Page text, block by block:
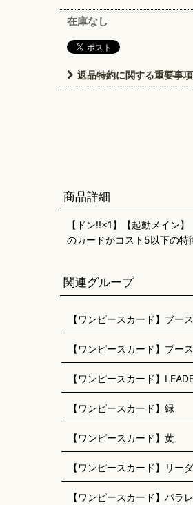
在庫なし
返品特約に関する重要事項
商品詳細
【ドン!!×1】【起動メイン
のカードがコスト5以下の特
関連グループ
【ワンピースカード】ブー
【ワンピースカード】ブー
【ワンピースカード】
【ワンピースカード】緑
【ワンピースカード】黄
【ワンピースカード】リー
【ワンピースカード】パラ